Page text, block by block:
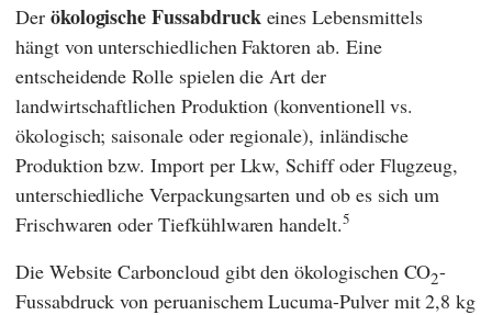
Der ökologische Fussabdruck eines Lebensmittels
hängt von unterschiedlichen Faktoren ab. Eine
entscheidende Rolle spielen die Art der
landwirtschaftlichen Produktion (konventionell vs.
ökologisch; saisonale oder regionale), inländische
Produktion bzw. Import per Lkw, Schiff oder Flugzeug,
unterschiedliche Verpackungsarten und ob es sich um
Frischwaren oder Tiefkühlwaren handelt.5
Die WebsiteCarboncloud gibt den ökologischen CO2-
Fussabdruck von peruanischem Lucuma-Pulver mit 2,8 kg